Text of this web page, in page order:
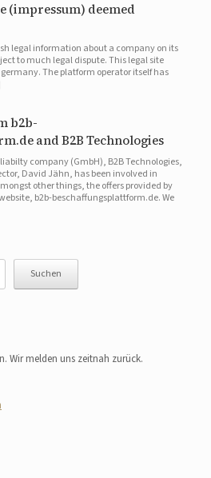
(impressum) deemed
legal information about a company on its
to much legal dispute. This legal site
The platform operator itself has
b2b-
and B2B Technologies
company (GmbH), B2B Technologies,
David Jähn, has been involved in
other things, the offers provided by
b2b-beschaffungsplattform.de. We
Suchen
Wir melden uns zeitnah zurück.